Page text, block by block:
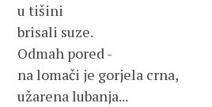
u tišini
brisali suze.
Odmah pored -
na lomači je gorjela crna,
užarena lubanja...